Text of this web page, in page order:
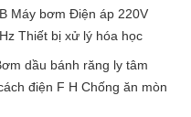
Máy bơm Điện áp 220V
Thiết bị xử lý hóa học
dầu bánh răng ly tâm
điện F H Chống ăn mòn